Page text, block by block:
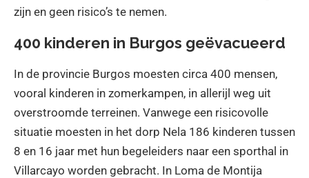
zijn en geen risico’s te nemen.
400 kinderen in Burgos geëvacueerd
In de provincie Burgos moesten circa 400 mensen,
vooral kinderen in zomerkampen, in allerijl weg uit
overstroomde terreinen. Vanwege een risicovolle
situatie moesten in het dorp Nela 186 kinderen tussen
8 en 16 jaar met hun begeleiders naar een sporthal in
Villarcayo worden gebracht. In Loma de Montija